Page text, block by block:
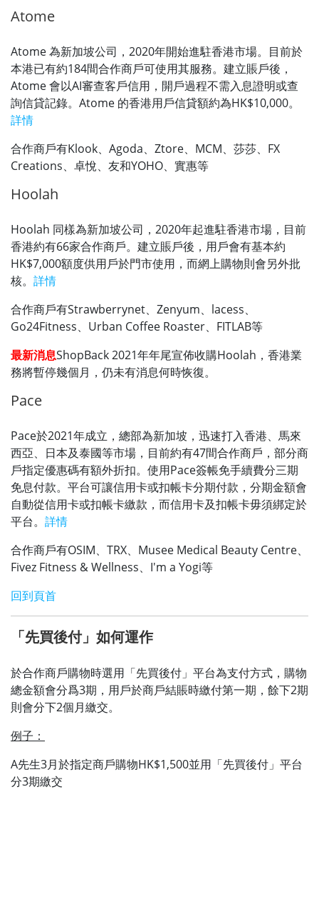
Atome
Atome 為新加坡公司，2020年開始進駐香港市場。目前於
本港已有約184間合作商戶可使用其服務。建立賬戶後，
Atome 會以AI審查客戶信用，開戶過程不需入息證明或查
詢信貸記錄。Atome 的香港用戶信貸額約為HK$10,000。
詳情
合作商戶有Klook、Agoda、Ztore、MCM、莎莎、FX
Creations、卓悅、友和YOHO、實惠等
Hoolah
Hoolah 同樣為新加坡公司，2020年起進駐香港市場，目前
香港約有66家合作商戶。建立賬戶後，用戶會有基本約
HK$7,000額度供用戶於門市使用，而網上購物則會另外批
核。 詳情
合作商戶有Strawberrynet、Zenyum、lacess、
Go24Fitness、Urban Coffee Roaster、FITLAB等
最新消息ShopBack 2021年年尾宣佈收購Hoolah，香港業
務將暫停幾個月，仍未有消息何時恢復。
Pace
Pace於2021年成立，總部為新加坡，迅速打入香港、馬來
西亞、日本及泰國等市場，目前約有47間合作商戶，部分商
戶指定優惠碼有額外折扣。使用Pace簽帳免手續費分三期
免息付款。平台可讓信用卡或扣帳卡分期付款，分期金額會
自動從信用卡或扣帳卡繳款，而信用卡及扣帳卡毋須綁定於
平台。 詳情
合作商戶有OSIM、TRX、Musee Medical Beauty Centre、
Fivez Fitness & Wellness、I'm a Yogi等
回到頁首
「先買後付」如何運作
於合作商戶購物時選用「先買後付」平台為支付方式，購物
總金額會分爲3期，用戶於商戶結賬時繳付第一期，餘下2期
則會分下2個月繳交。
例子：
A先生3月於指定商戶購物HK$1,500並用「先買後付」平台
分3期繳交